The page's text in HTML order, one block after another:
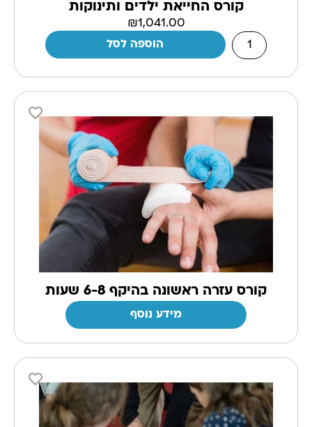
קורס החייאת ילדים ותינוקות
₪1,041.00
הוספה לסל
קורס עזרה ראשונה בהיקף 6-8 שעות
מידע נוסף